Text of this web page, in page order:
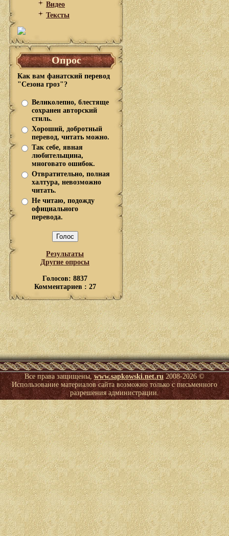
Видео
Тексты
Опрос
Как вам фанатский перевод
"Сезона гроз"?
Великолепно, блестяще
сохранен авторский
стиль.
Хороший, добротный
перевод, читать можно.
Так себе, явная
любительщина,
многовато ошибок.
Отвратительно, полная
халтура, невозможно
читать.
Не читаю, подожду
официального
перевода.
Результаты
Другие опросы
Голосов: 8837
Комментариев : 27
Все права защищены,www.sapkowski.net.ru2008-2026 ©
Использование материалов сайта возможно только с письменного
разрешения администрации.